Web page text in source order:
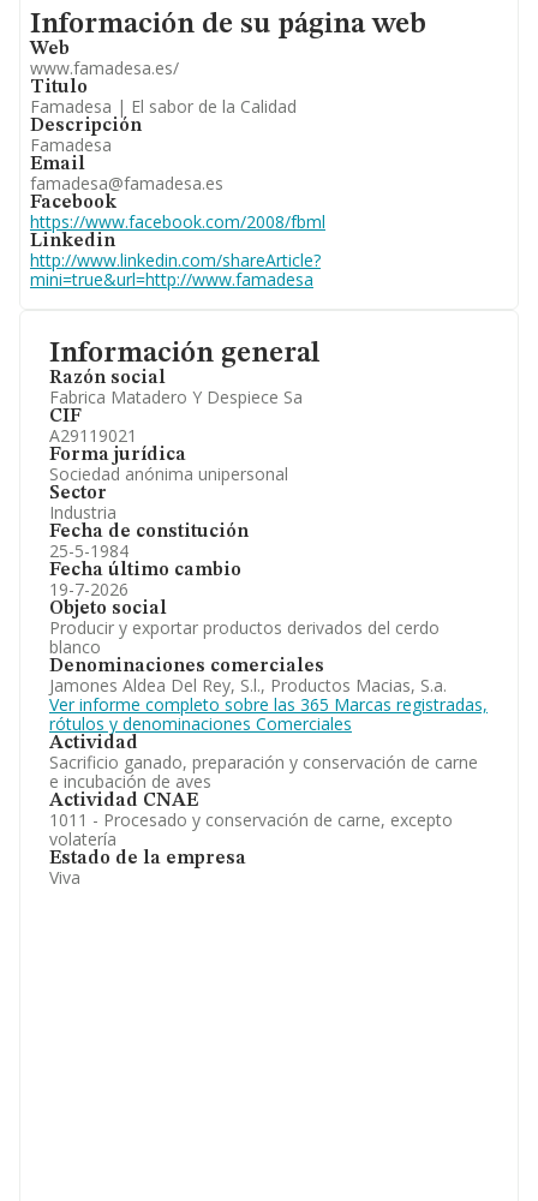
Información general
Razón social
Fabrica Matadero Y Despiece Sa
CIF
A29119021
Forma jurídica
Sociedad anónima unipersonal
Sector
Industria
Fecha de constitución
25-5-1984
Fecha último cambio
19-7-2026
Objeto social
Producir y exportar productos derivados del cerdo
blanco
Denominaciones comerciales
Jamones Aldea Del Rey, S.l., Productos Macias, S.a.
Ver informe completo sobre las 365 Marcas registradas,
rótulos y denominaciones Comerciales
Actividad
Sacrificio ganado, preparación y conservación de carne
e incubación de aves
Actividad CNAE
1011 - Procesado y conservación de carne, excepto
volatería
Estado de la empresa
Viva
Información oficial y registral complementaria.
Informacion de su página web
Información de su página web
Web
www.famadesa.es/
Titulo
Famadesa | El sabor de la Calidad
Descripción
Famadesa
Email
famadesa@famadesa.es
Facebook
https://www.facebook.com/2008/fbml
Linkedin
http://www.linkedin.com/shareArticle?
mini=true&url=http://www.famadesa